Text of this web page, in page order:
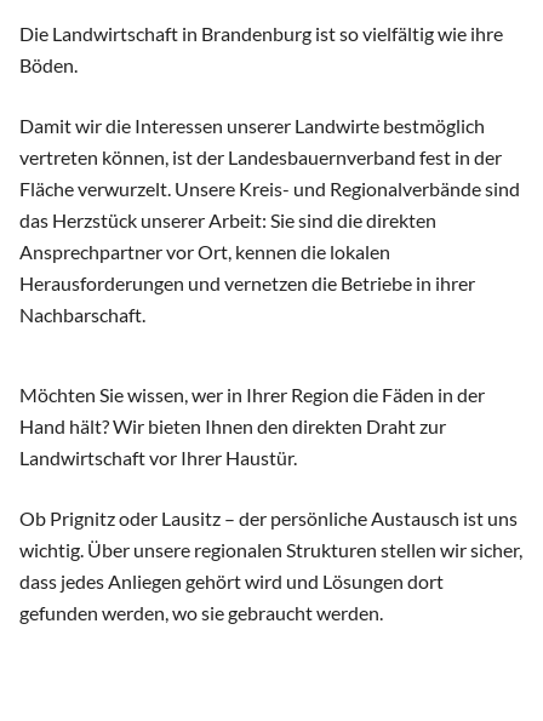
Die Landwirtschaft in Brandenburg ist so vielfältig wie ihre
Böden.
Damit wir die Interessen unserer Landwirte bestmöglich
vertreten können, ist der Landesbauernverband fest in der
Fläche verwurzelt. Unsere Kreis- und Regionalverbände sind
das Herzstück unserer Arbeit: Sie sind die direkten
Ansprechpartner vor Ort, kennen die lokalen
Herausforderungen und vernetzen die Betriebe in ihrer
Nachbarschaft.
Möchten Sie wissen, wer in Ihrer Region die Fäden in der
Hand hält? Wir bieten Ihnen den direkten Draht zur
Landwirtschaft vor Ihrer Haustür.
Ob Prignitz oder Lausitz – der persönliche Austausch ist uns
wichtig. Über unsere regionalen Strukturen stellen wir sicher,
dass jedes Anliegen gehört wird und Lösungen dort
gefunden werden, wo sie gebraucht werden.